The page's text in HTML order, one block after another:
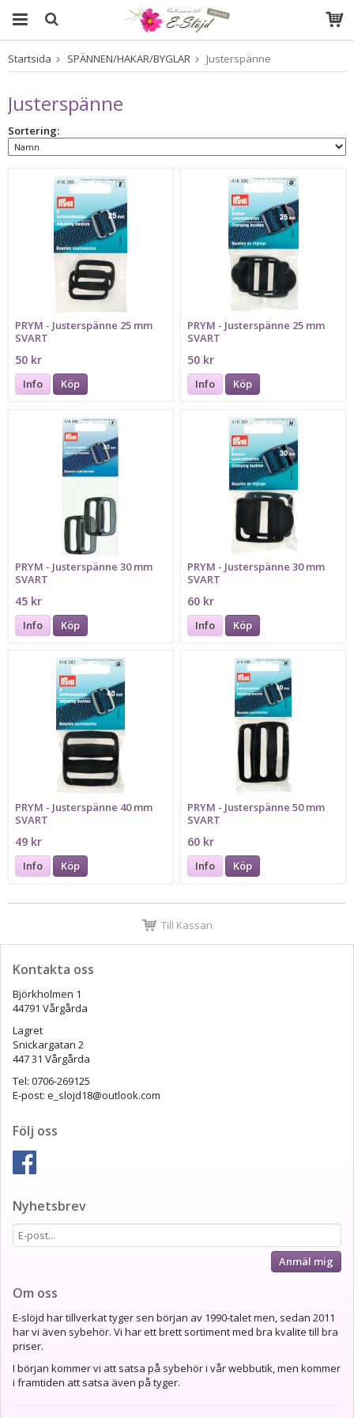
Produkten har blivit tillagd i varukorgen
Startsida SPÄNNEN/HAKAR/BYGLAR Justerspänne
Justerspänne
Sortering:
PRYM - Justerspänne 25 mm
SVART
50 kr
Info Köp
PRYM - Justerspänne 25 mm
SVART
50 kr
Info Köp
PRYM - Justerspänne 30 mm
SVART
45 kr
Info Köp
PRYM - Justerspänne 30 mm
SVART
60 kr
Info Köp
PRYM - Justerspänne 40 mm
SVART
49 kr
Info Köp
PRYM - Justerspänne 50 mm
SVART
60 kr
Info Köp
Till Kassan
Kontakta oss
Björkholmen 1
44791 Vårgårda
Lagret
Snickargatan 2
447 31 Vårgårda
Tel: 0706-269125
E-post: e_slojd18@outlook.com
Följ oss
Nyhetsbrev
Anmäl mig
Om oss
E-slöjd har tillverkat tyger sen början av 1990-talet men, sedan 2011
har vi även sybehör. Vi har ett brett sortiment med bra kvalite till bra
priser.
I början kommer vi att satsa på sybehör i vår webbutik, men kommer
i framtiden att satsa även på tyger.